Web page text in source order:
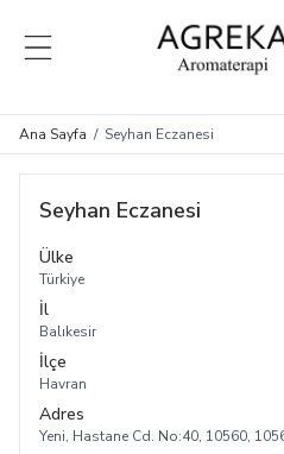
MENÜ
Ana Sayfa / Seyhan Eczanesi
Seyhan Eczanesi
Ülke
Türkiye
İl
Balıkesir
İlçe
Havran
Adres
Yeni, Hastane Cd. No:40, 10560,